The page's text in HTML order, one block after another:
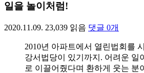
일을 놀이처럼!
2020.11.09. 23,039 읽음 댓글 0개
2010년 아파트에서 열린법회를
강서법당이 있기까지. 어려운 일
로 이끌어줬다며 환하게 웃는 분